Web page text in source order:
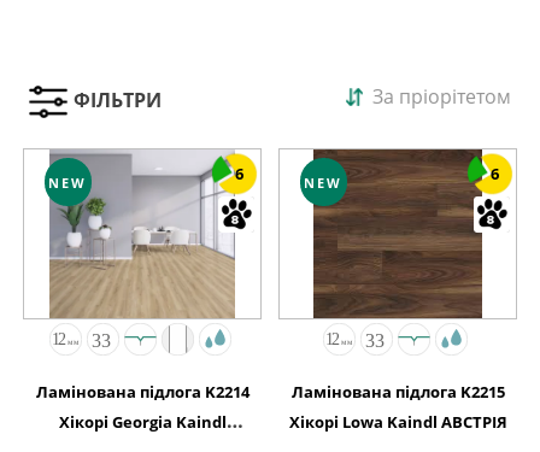
ФІЛЬТРИ За пріорітетом
NEW 6
Ламінована підлога K2214
Хікорі Georgia Kaindl
NEW 6
Ламінована підлога K2215
Хікорі Lowa Kaindl АВСТРІЯ